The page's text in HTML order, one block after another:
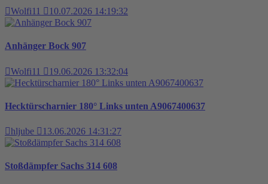
Wolfi11 10.07.2026 14:19:32
Anhänger Bock 907
Wolfi11 19.06.2026 13:32:04
Hecktürscharnier 180° Links unten A9067400637
hljube 13.06.2026 14:31:27
Stoßdämpfer Sachs 314 608